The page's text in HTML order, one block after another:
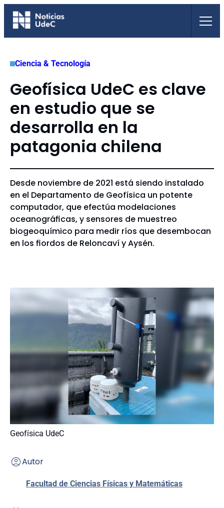
Saltar
Ciencia & Tecnología
Geofísica UdeC es clave
en estudio que se
desarrolla en la
patagonia chilena
Desde noviembre de 2021 está siendo instalado
en el Departamento de Geofísica un potente
computador, que efectúa modelaciones
oceanográficas, y sensores de muestreo
biogeoquímico para medir ríos que desembocan
en los fiordos de Reloncaví y Aysén.
Geofísica UdeC
Autor
Facultad de Ciencias Físicas y Matemáticas